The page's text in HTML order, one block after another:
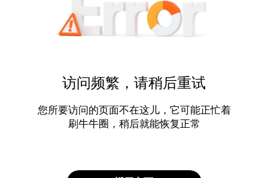
访问频繁，请稍后重试
您所要访问的页面不在这儿，它可能正忙着
刷牛牛圈，稍后就能恢复正常